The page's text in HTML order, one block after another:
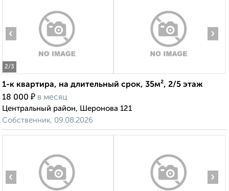
2/3
‹ ›
1-к квартира, на длительный срок, 35м², 2/5 этаж
18 000 ₽ в месяц
Центральный район, Шеронова 121
Собственник, 09.08.2026
‹ ›